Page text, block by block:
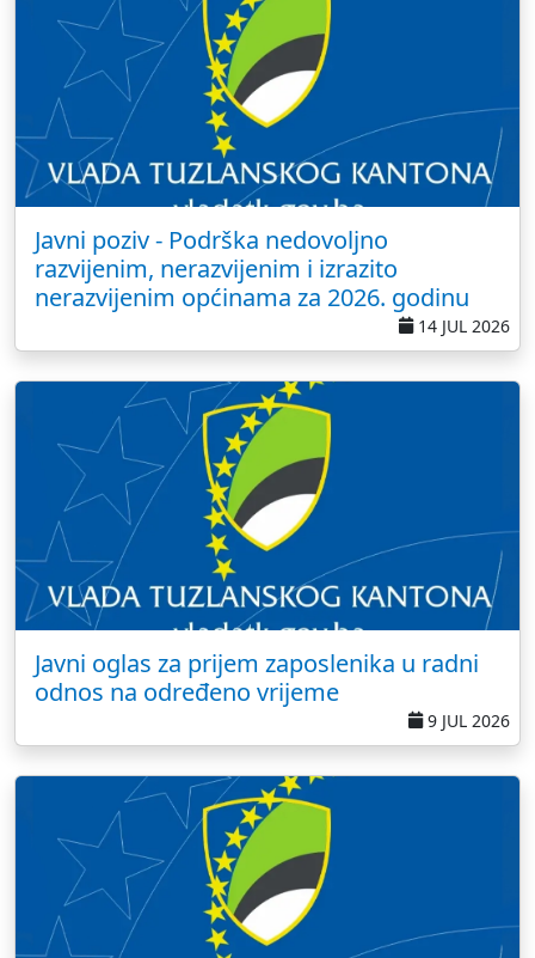
Javni poziv - Podrška nedovoljno
razvijenim, nerazvijenim i izrazito
nerazvijenim općinama za 2026. godinu
14 JUL 2026
Javni oglas za prijem zaposlenika u radni
odnos na određeno vrijeme
9 JUL 2026